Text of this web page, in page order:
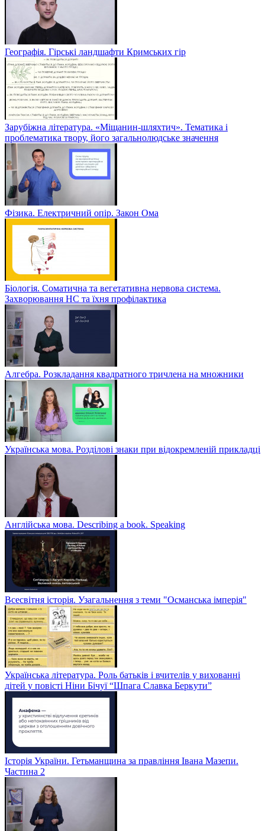
Географія. Гірські ландшафти Кримських гір
Зарубіжна література. «Міщанин-шляхтич». Тематика і
проблематика твору, його загальнолюдське значення
Фізика. Електричний опір. Закон Ома
Біологія. Соматична та вегетативна нервова система.
Захворювання НС та їхня профілактика
Алгебра. Розкладання квадратного тричлена на множники
Українська мова. Розділові знаки при відокремленій прикладці
Англійська мова. Describing a book. Speaking
Всесвітня історія. Узагальнення з теми "Османська імперія"
Українська література. Роль батьків і вчителів у вихованні
дітей у повісті Ніни Бічуї “Шпага Славка Беркути”
Історія України. Гетьманщина за правління Івана Мазепи.
Частина 2